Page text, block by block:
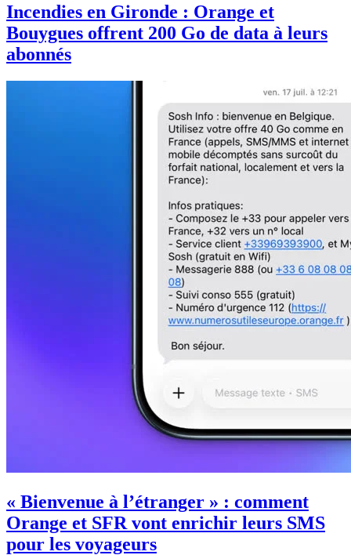
Incendies en Gironde : Orange et
Bouygues offrent 200 Go de data à leurs
abonnés
« Bienvenue à l’étranger » : comment
Orange et SFR vont enrichir leurs SMS
pour les voyageurs